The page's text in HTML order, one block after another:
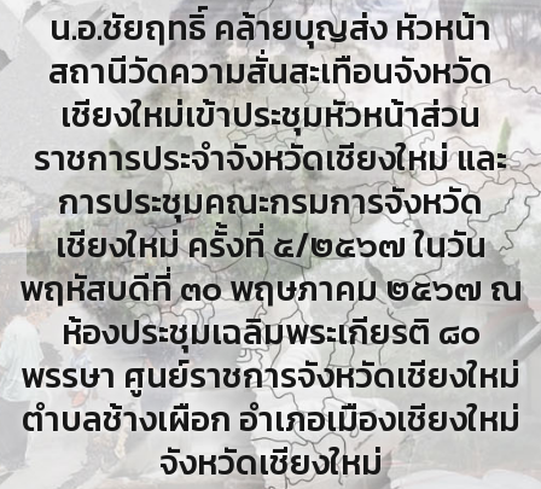
น.อ.ชัยฤทธิ์ คล้ายบุญส่ง หัวหน้า
สถานีวัดความสั่นสะเทือนจังหวัด
เชียงใหม่เข้าประชุมหัวหน้าส่วน
ราชการประจำจังหวัดเชียงใหม่ และ
การประชุมคณะกรมการจังหวัด
เชียงใหม่ ครั้งที่ ๕/๒๕๖๗ ในวัน
พฤหัสบดีที่ ๓๐ พฤษภาคม ๒๕๖๗ ณ
ห้องประชุมเฉลิมพระเกียรติ ๘๐
พรรษา ศูนย์ราชการจังหวัดเชียงใหม่
ตำบลช้างเผือก อำเภอเมืองเชียงใหม่
จังหวัดเชียงใหม่